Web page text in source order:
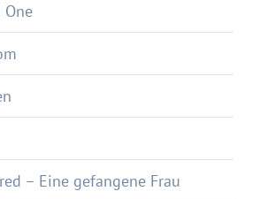
One
– Eine gefangene Frau